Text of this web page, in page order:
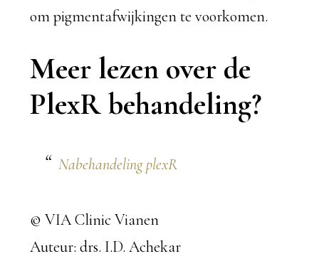
om pigmentafwijkingen te voorkomen.
Meer lezen over de
PlexR behandeling?
Nabehandeling plexR
© VIA Clinic Vianen
Auteur: drs. I.D. Achekar